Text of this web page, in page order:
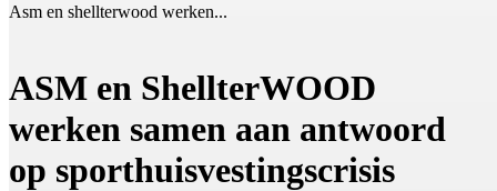
Asm en shellterwood werken...
ASM en ShellterWOOD
werken samen aan antwoord
op sporthuisvestingscrisis